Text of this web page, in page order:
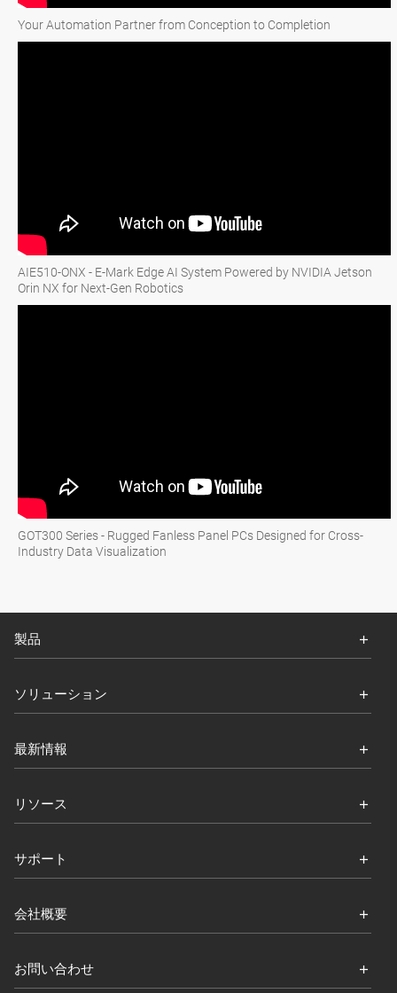
Your Automation Partner from Conception to Completion
AIE510-ONX - E-Mark Edge AI System Powered by NVIDIA Jetson
Orin NX for Next-Gen Robotics
GOT300 Series - Rugged Fanless Panel PCs Designed for Cross-
Industry Data Visualization
製品
ソリューション
最新情報
リソース
サポート
会社概要
お問い合わせ